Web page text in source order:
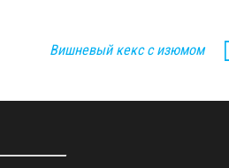
Вишневый кекс с изюмом